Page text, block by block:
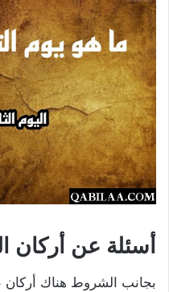
أسئلة عن أركان
بجانب الشروط هناك أركان